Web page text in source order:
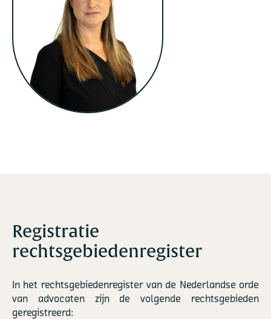
Registratie
rechtsgebiedenregister
In het rechtsgebiedenregister van de Nederlandse orde
van advocaten zijn de volgende rechtsgebieden
geregistreerd: